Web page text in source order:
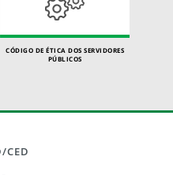
CÓDIGO DE ÉTICA DOS SERVIDORES
PÚBLICOS
CED